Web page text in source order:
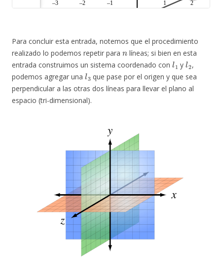
Para concluir esta entrada, notemos que el procedimiento
realizado lo podemos repetir para
n
líneas; si bien en esta
entrada construimos un sistema coordenado con
l1
y
l2
,
podemos agregar una
l3
que pase por el origen y que sea
perpendicular a las otras dos líneas para llevar el plano al
espacio (tri-dimensional).